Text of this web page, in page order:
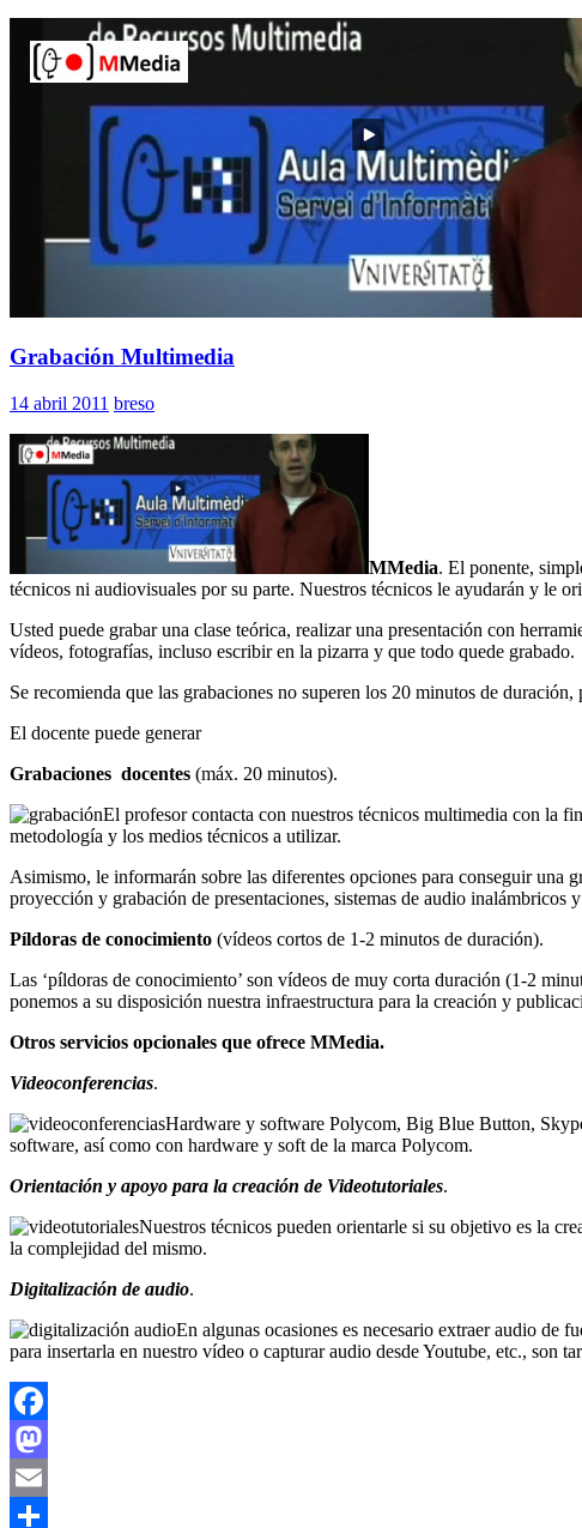
Grabación Multimedia
14 abril 2011 breso
MMedia. El ponente,
técnicos ni audiovisuales por su parte. Nuestros técnicos le ayudarán y le
Usted puede grabar una clase teórica, realizar una presentación con
vídeos, fotografías, incluso escribir en la pizarra y que todo quede grabado.
Se recomienda que las grabaciones no superen los 20 minutos de
El docente puede generar
Grabaciones docentes (máx. 20 minutos).
El profesor contacta con nuestros técnicos multimedia con la
metodología y los medios técnicos a utilizar.
Asimismo, le informarán sobre las diferentes opciones para conseguir una
proyección y grabación de presentaciones, sistemas de audio inalámbricos
Píldoras de conocimiento (vídeos cortos de 1-2 minutos de duración).
Las ‘píldoras de conocimiento’ son vídeos de muy corta duración (1-2
ponemos a su disposición nuestra infraestructura para la creación y
Otros servicios opcionales que ofrece MMedia.
Videoconferencias.
Hardware y software Polycom, Big Blue Button,
software, así como con hardware y soft de la marca Polycom.
Orientación y apoyo para la creación de Videotutoriales.
Nuestros técnicos pueden orientarle si su objetivo es la
la complejidad del mismo.
Digitalización de audio.
En algunas ocasiones es necesario extraer audio de
para insertarla en nuestro vídeo o capturar audio desde Youtube, etc., son
Facebook
Mastodon
Email